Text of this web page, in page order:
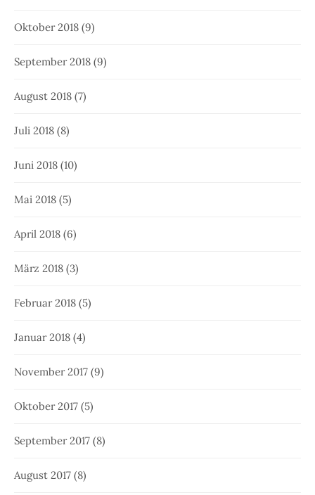
Oktober 2018 (9)
September 2018 (9)
August 2018 (7)
Juli 2018 (8)
Juni 2018 (10)
Mai 2018 (5)
April 2018 (6)
März 2018 (3)
Februar 2018 (5)
Januar 2018 (4)
November 2017 (9)
Oktober 2017 (5)
September 2017 (8)
August 2017 (8)